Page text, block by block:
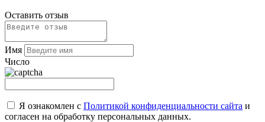
Оставить отзыв
Имя
Число
Я ознакомлен с Политикой конфиденциальности сайта и
согласен на обработку персональных данных.